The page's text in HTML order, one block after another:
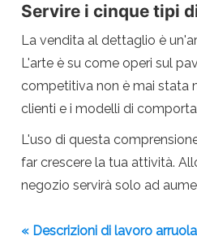
Servire i cinque tipi
La vendita al dettaglio è
L'arte è su come operi sul
competitiva non è mai stata
clienti e i modelli di
L'uso di questa
far crescere la tua attività.
negozio servirà solo ad
« Descrizioni di lavoro